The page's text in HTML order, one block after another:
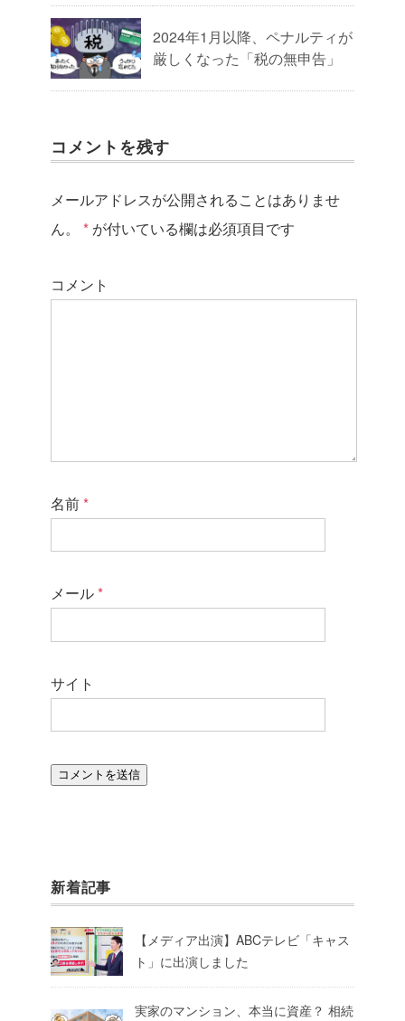
2024年1月以降、ペナルティが
厳しくなった「税の無申告」
コメントを残す
メールアドレスが公開されることはありませ
ん。
* が付いている欄は必須項目です
コメント
名前*
メール*
サイト
新着記事
【メディア出演】ABCテレビ「キャス
ト」に出演しました
実家のマンション、本当に資産？ 相続